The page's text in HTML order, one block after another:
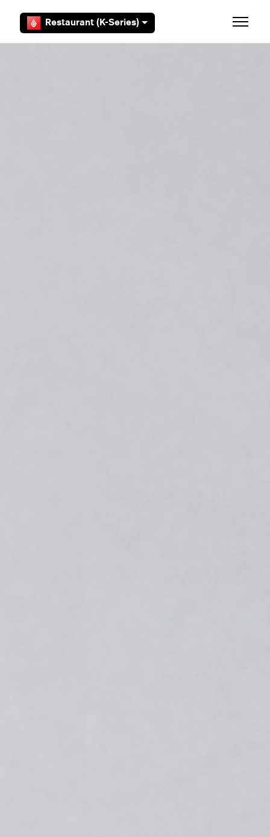
Restaurant (K-Series)